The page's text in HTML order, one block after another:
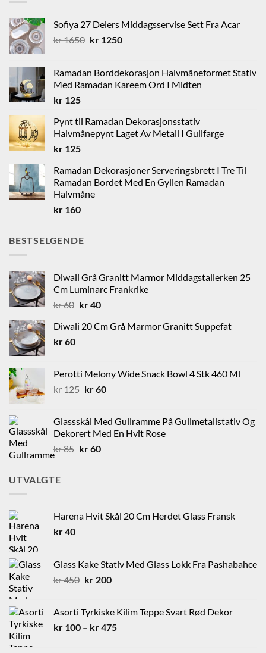
Sofiya 27 Delers Middagsservise Sett Fra Acar
kr1650 Opprinnelig
kr 1650.
kr1250Nåværende
kr 1250.
Ramadan Borddekorasjon Halvmåneformet Stativ
Med Ramadan Kareem Ord I Midten
kr 125
Pynt til Ramadan Dekorasjonsstativ
Halvmånepynt Laget Av Metall I Gullfarge
kr 125
Ramadan Dekorasjoner Serveringsbrett I Tre Til
Ramadan Bordet Med En Gyllen Ramadan
Halvmåne
kr 160
BESTSELGENDE
Diwali Grå Granitt Marmor Middagstallerken 25
Cm Luminarc Frankrike
kr60 Opprinnelig
var:
kr40Nåværende
er:
Diwali 20 Cm Grå Marmor Granitt Suppefat
kr60
Perotti Melony Wide Snack Bowl 4 Stk 460 Ml
kr125 Opprinnelig
kr 125.
kr60Nåværende
kr 60.
Glassskål Med Gullramme På Gullmetallstativ Og
Dekorert Med En Hvit Rose
kr85 Opprinnelig
kr60Nåværende
UTVALGTE
Harena Hvit Skål 20 Cm Herdet Glass Fransk
kr40
Glass Kake Stativ Med Glass Lokk Fra Pashabahce
kr450 Opprinnelig
kr 450.
kr200Nåværende
kr 200.
Asorti Tyrkiske Kilim Teppe Svart Rød Dekor
kr 100 – kr475Prisområde: